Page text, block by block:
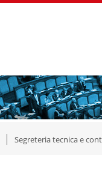
Segreteria tecnica e